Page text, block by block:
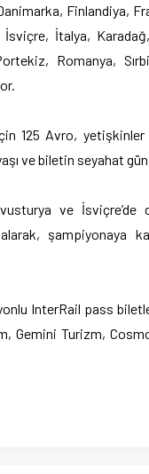
Finlandiya,
İtalya,
Romanya,
125 Avro, yetişkinler
ve biletin seyahat
ve İsviçre’de
şampiyonaya
InterRail pass
Gemini Turizm,